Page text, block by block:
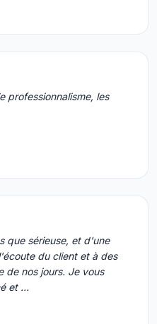
professionnalisme, les
que sérieuse, et d'une
du client et à des
de nos jours. Je vous
et …